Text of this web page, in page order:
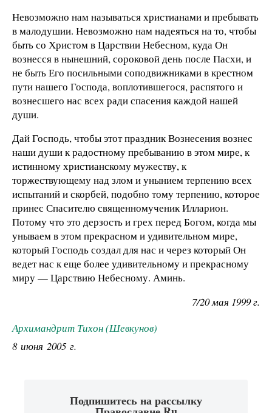
Невозможно нам называться христианами и пребывать
в малодушии. Невозможно нам надеяться на то, чтобы
быть со Христом в Царствии Небесном, куда Он
вознесся в нынешний, сороковой день после Пасхи, и
не быть Его посильными соподвижниками в крестном
пути нашего Господа, воплотившегося, распятого и
вознесшего нас всех ради спасения каждой нашей
души.
Дай Господь, чтобы этот праздник Вознесения вознес
наши души к радостному пребыванию в этом мире, к
истинному христианскому мужеству, к
торжествующему над злом и унынием терпению всех
испытаний и скорбей, подобно тому терпению, которое
принес Спасителю священномученик Илларион.
Потому что это дерзость и грех перед Богом, когда мы
унываем в этом прекрасном и удивительном мире,
который Господь создал для нас и через который Он
ведет нас к еще более удивительному и прекрасному
миру — Царствию Небесному. Аминь.
7/20 мая 1999 г.
Архимандрит Тихон (Шевкунов)
8 июня 2005 г.
Подпишитесь на рассылку